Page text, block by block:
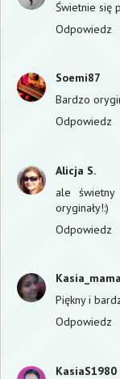
Świetnie się
Odpowiedz
Soemi87
Bardzo
Odpowiedz
Alicja S.
ale
oryginały!:)
Odpowiedz
Piękny i
Odpowiedz
KasiaS1980